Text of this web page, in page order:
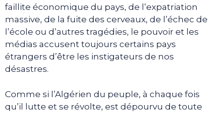
faillite économique du pays, de l’expatriation
massive, de la fuite des cerveaux, de l’échec de
l’école ou d’autres tragédies, le pouvoir et les
médias accusent toujours certains pays
étrangers d’être les instigateurs de nos
désastres.
Comme si l’Algérien du peuple, à chaque fois
qu’il lutte et se révolte, est dépourvu de toute